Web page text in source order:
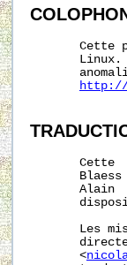
Cette
Linux.
http://
Cette
Blaess
Alain
Les
       <